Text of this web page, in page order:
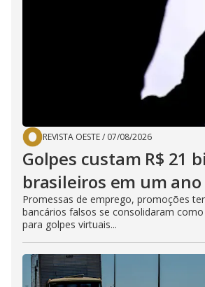
REVISTA OESTE/ 07/08/2026
Golpes custam R$ 21
brasileiros em um ano
Promessas de emprego, promoções
bancários falsos se consolidaram
para golpes virtuais...